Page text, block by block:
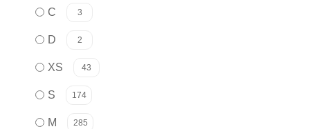
C 3
D 2
XS 43
S 174
M 285